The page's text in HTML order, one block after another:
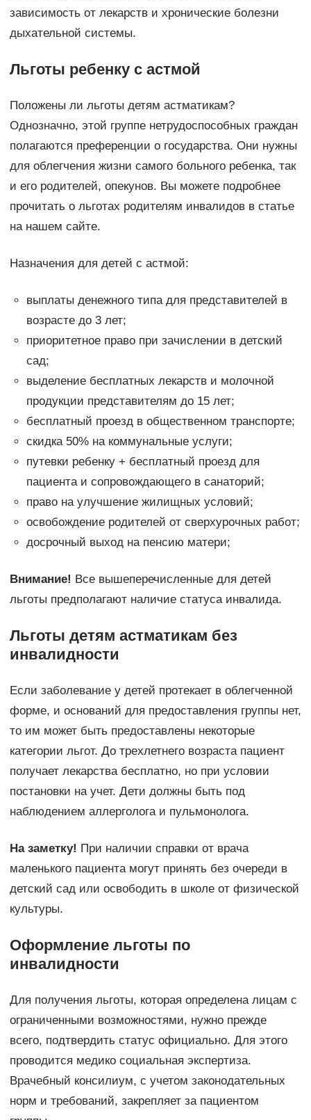
зависимость от лекарств и хронические болезни
дыхательной системы.
Льготы ребенку с астмой
Положены ли льготы детям астматикам?
Однозначно, этой группе нетрудоспособных граждан
полагаются преференции о государства. Они нужны
для облегчения жизни самого больного ребенка, так
и его родителей, опекунов. Вы можете подробнее
прочитать о льготах родителям инвалидов в статье
на нашем сайте.
Назначения для детей с астмой:
выплаты денежного типа для представителей в
возрасте до 3 лет;
приоритетное право при зачислении в детский
сад;
выделение бесплатных лекарств и молочной
продукции представителям до 15 лет;
бесплатный проезд в общественном транспорте;
скидка 50% на коммунальные услуги;
путевки ребенку + бесплатный проезд для
пациента и сопровождающего в санаторий;
право на улучшение жилищных условий;
освобождение родителей от сверхурочных работ;
досрочный выход на пенсию матери;
Внимание! Все вышеперечисленные для детей
льготы предполагают наличие статуса инвалида.
Льготы детям астматикам без
инвалидности
Если заболевание у детей протекает в облегченной
форме, и оснований для предоставления группы нет,
то им может быть предоставлены некоторые
категории льгот. До трехлетнего возраста пациент
получает лекарства бесплатно, но при условии
постановки на учет. Дети должны быть под
наблюдением аллерголога и пульмонолога.
На заметку! При наличии справки от врача
маленького пациента могут принять без очереди в
детский сад или освободить в школе от физической
культуры.
Оформление льготы по
инвалидности
Для получения льготы, которая определена лицам с
ограниченными возможностями, нужно прежде
всего, подтвердить статус официально. Для этого
проводится медико социальная экспертиза.
Врачебный консилиум, с учетом законодательных
норм и требований, закрепляет за пациентом